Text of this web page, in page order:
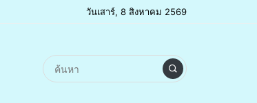
วันเสาร์, 8 สิงหาคม 2569